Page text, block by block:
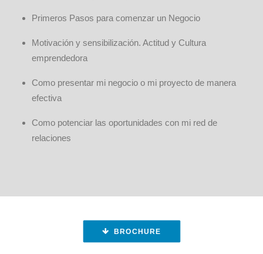
Primeros Pasos para comenzar un Negocio
Motivación y sensibilización. Actitud y Cultura
emprendedora
Como presentar mi negocio o mi proyecto de manera
efectiva
Como potenciar las oportunidades con mi red de
relaciones
BROCHURE